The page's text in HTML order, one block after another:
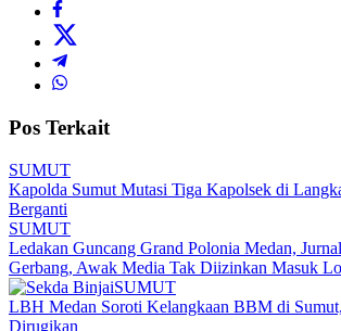
Pos Terkait
SUMUT
Kapolda Sumut Mutasi Tiga Kapolsek di
Berganti
SUMUT
Ledakan Guncang Grand Polonia Medan,
Gerbang, Awak Media Tak Diizinkan Masuk
SUMUT
LBH Medan Soroti Kelangkaan BBM di
Dirugikan